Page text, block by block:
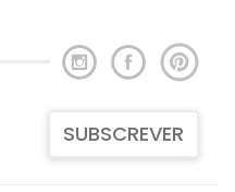
SUBSCREVER